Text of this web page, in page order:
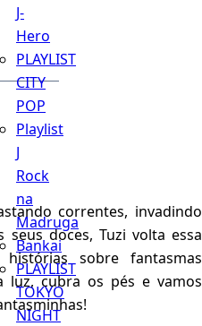
J-
Hero
PLAYLIST
CITY
POP
Playlist
J
Rock
na
Madruga
Bankai
PLAYLIST
TOKYO
NIGHT
correntes, invadindo
doces, Tuzi volta essa
sobre fantasmas
luz, cubra os pés e vamos